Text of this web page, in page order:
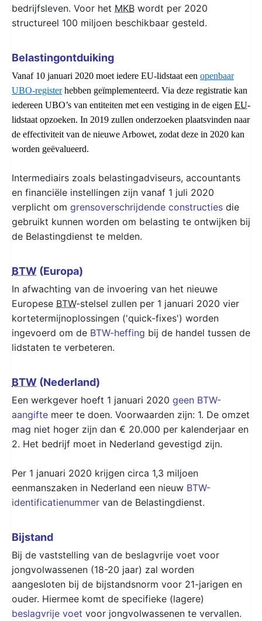
bedrijfsleven. Voor het MKB wordt per 2020
structureel 100 miljoen beschikbaar gesteld.
Belastingontduiking
Vanaf 10 januari 2020 moet iedere EU-lidstaat een openbaar
UBO-register hebben geïmplementeerd. Via deze registratie kan
iedereen UBO’s van entiteiten met een vestiging in de eigen EU-
lidstaat opzoeken. In 2019 zullen onderzoeken plaatsvinden naar
de effectiviteit van de nieuwe Arbowet, zodat deze in 2020 kan
worden geëvalueerd.
Intermediairs zoals belastingadviseurs, accountants
en financiële instellingen zijn vanaf 1 juli 2020
verplicht om grensoverschrijdende constructies die
gebruikt kunnen worden om belasting te ontwijken bij
de Belastingdienst te melden.
BTW (Europa)
In afwachting van de invoering van het nieuwe
Europese BTW-stelsel zullen per 1 januari 2020 vier
kortetermijnoplossingen ('quick-fixes') worden
ingevoerd om de BTW-heffing bij de handel tussen de
lidstaten te verbeteren.
BTW (Nederland)
Een werkgever hoeft 1 januari 2020 geen BTW-
aangifte meer te doen. Voorwaarden zijn: 1. De omzet
mag niet hoger zijn dan € 20.000 per kalenderjaar en
2. Het bedrijf moet in Nederland gevestigd zijn.
Per 1 januari 2020 krijgen circa 1,3 miljoen
eenmanszaken in Nederland een nieuw BTW-
identificatienummer van de Belastingdienst.
Bijstand
Bij de vaststelling van de beslagvrije voet voor
jongvolwassenen (18-20 jaar) zal worden
aangesloten bij de bijstandsnorm voor 21-jarigen en
ouder. Hiermee komt de specifieke (lagere)
beslagvrije voet voor jongvolwassenen te vervallen.